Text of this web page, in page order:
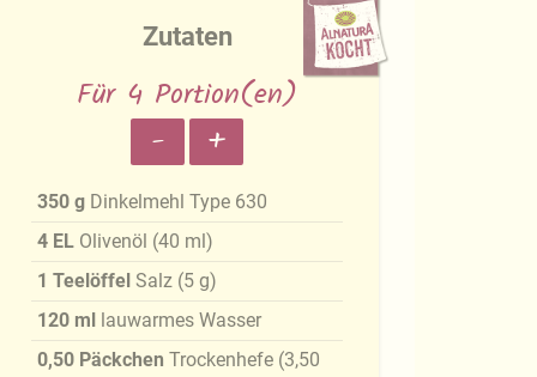
Zutaten
Für 4 Portion(en)
- +
350 g Dinkelmehl Type 630
4 EL Olivenöl (40 ml)
1 Teelöffel Salz (5 g)
120 ml
lauwarmes Wasser
0,50 Päckchen Trockenhefe (3,50